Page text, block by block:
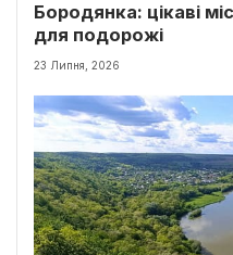
Бородянка: цікаві
для подорожі
23 Липня, 2026